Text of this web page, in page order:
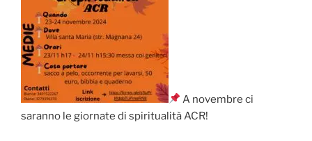
A novembre ci
saranno le giornate di spiritualità ACR!